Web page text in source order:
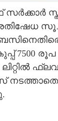
സർക്കാർ
7500